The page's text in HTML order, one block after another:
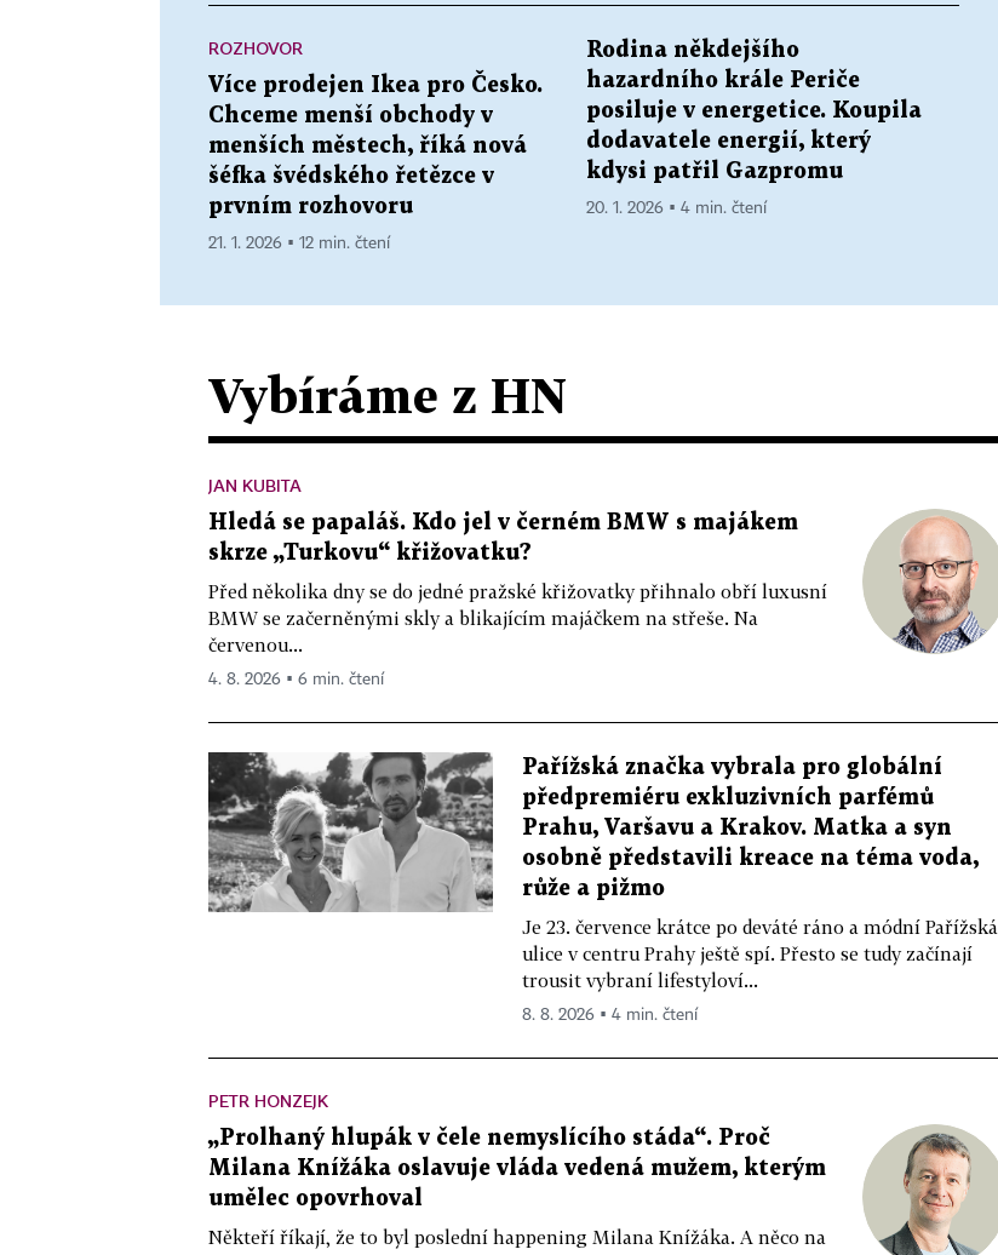
ROZHOVOR
Více prodejen Ikea pro Česko.
Chceme menší obchody v
menších městech, říká nová
šéfka švédského řetězce v
prvním rozhovoru
21. 1. 2026 ▪ 12 min. čtení
Rodina někdejšího
hazardního krále Periče
posiluje v energetice. Koupila
dodavatele energií, který
kdysi patřil Gazpromu
20. 1. 2026 ▪ 4 min. čtení
Vybíráme z HN
JAN KUBITA
Hledá se papaláš. Kdo jel v černém BMW s majákem
skrze „Turkovu“ křižovatku?
Před několika dny se do jedné pražské křižovatky přihnalo obří luxusní
BMW se začerněnými skly a blikajícím majáčkem na střeše. Na
červenou...
4. 8. 2026 ▪ 6 min. čtení
Pařížská značka vybrala pro globální
předpremiéru exkluzivních parfémů
Prahu, Varšavu a Krakov. Matka a syn
osobně představili kreace na téma voda,
růže a pižmo
Je 23. července krátce po deváté ráno a módní Pařížská
ulice v centru Prahy ještě spí. Přesto se tudy začínají
trousit vybraní lifestyloví...
8. 8. 2026 ▪ 4 min. čtení
PETR HONZEJK
„Prolhaný hlupák v čele nemyslícího stáda“. Proč
Milana Knížáka oslavuje vláda vedená mužem, kterým
umělec opovrhoval
Někteří říkají, že to byl poslední happening Milana Knížáka. A něco na